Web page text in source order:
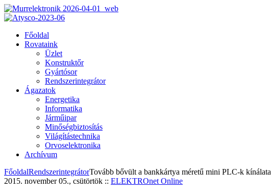
Főoldal
Rovataink
Üzlet
Konstruktőr
Gyártósor
Rendszerintegrátor
Ágazatok
Energetika
Informatika
Járműipar
Minőségbiztosítás
Világítástechnika
Orvoselektronika
Archívum
FőoldalRendszerintegrátorTovább bővült a bankkártya méretű mini PLC-k kínálata
2015. november 05., csütörtök :: ELEKTROnet Online